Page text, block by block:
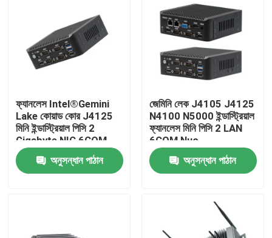
বাড়ি
ফ্যানলেস Intel®Gemini
Lake কোয়াড কোর J4125
মিনি ইন্ডাস্ট্রিয়াল পিসি 2
Gigabyte NIC 6COM
Nuc
অনুসন্ধান পাঠান
জেমিনি লেক J4105 J4125
N4100 N5000 ইন্ডাস্ট্রিয়াল
ফ্যানলেস মিনি পিসি 2 LAN
6COM Nuc
অনুসন্ধান পাঠান